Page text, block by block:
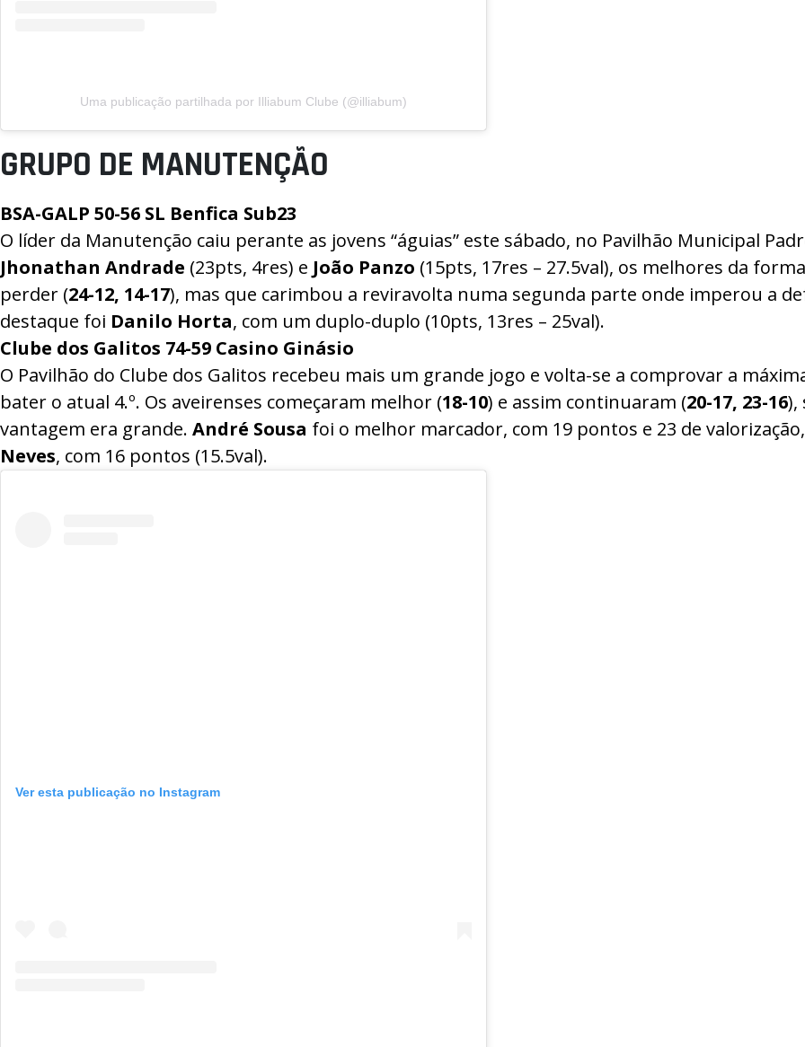
Uma publicação partilhada por Illiabum Clube (@illiabum)
GRUPO DE MANUTENÇÃO
BSA-GALP 50-56 SL Benfica Sub23
O líder da Manutenção caiu perante as jovens “águias” este sábado, no Pavilhão Municipal
Jhonathan Andrade (23pts, 4res) e João Panzo (15pts, 17res – 27.5val), os melhores da
perder (24-12, 14-17), mas que carimbou a reviravolta numa segunda parte onde imperou a
destaque foi Danilo Horta, com um duplo-duplo (10pts, 13res – 25val).
Clube dos Galitos 74-59 Casino Ginásio
O Pavilhão do Clube dos Galitos recebeu mais um grande jogo e volta-se a comprovar a
bater o atual 4.º. Os aveirenses começaram melhor (18-10) e assim continuaram (20-17, 23-16),
vantagem era grande. André Sousa foi o melhor marcador, com 19 pontos e 23 de
Neves, com 16 pontos (15.5val).
Ver esta publicação no Instagram